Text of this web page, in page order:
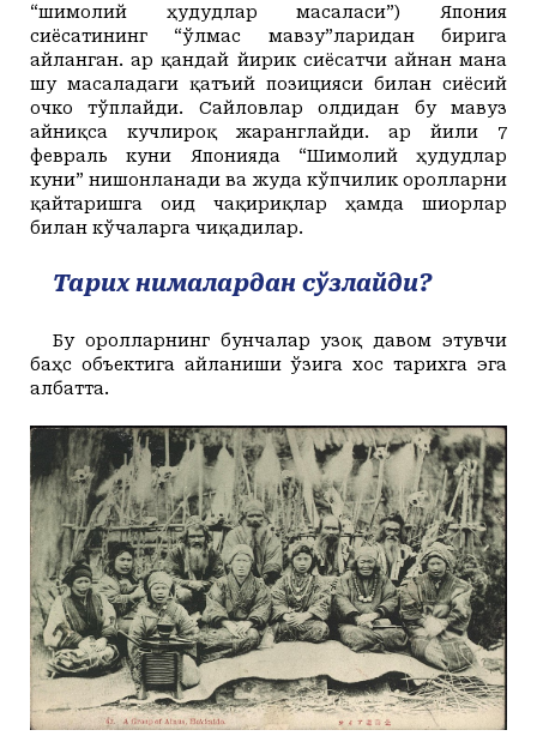
“шимолий ҳудудлар масаласи”) Япония
сиёсатининг “ўлмас мавзу”ларидан бирига
айланган. Ҳар қандай йирик сиёсатчи айнан мана
шу масаладаги қатъий позицияси билан сиёсий
очко тўплайди. Сайловлар олдидан бу мавуз
айниқса кучлироқ жаранглайди. Ҳар йили 7
февраль куни Японияда “Шимолий ҳудудлар
куни” нишонланади ва жуда кўпчилик оролларни
қайтаришга оид чақириқлар ҳамда шиорлар
билан кўчаларга чиқадилар.
Тарих нималардан сўзлайди?
Бу оролларнинг бунчалар узоқ давом этувчи
баҳс объектига айланиши ўзига хос тарихга эга
албатта.